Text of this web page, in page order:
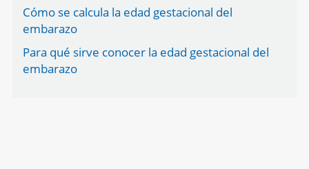
Cómo se calcula la edad gestacional del
embarazo
Para qué sirve conocer la edad gestacional del
embarazo